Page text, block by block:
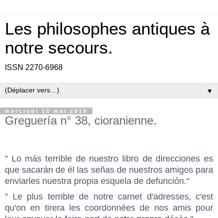
Les philosophes antiques à
notre secours.
ISSN 2270-6968
▼
mercredi 15 mai 2019
Greguería n° 38, cioranienne.
" Lo más terrible de nuestro libro de direcciones es
que sacarán de él las señas de nuestros amigos para
enviarles nuestra propia esquela de defunción."
" Le plus terrible de notre carnet d'adresses, c'est
qu'on en tirera les coordonnées de nos amis pour